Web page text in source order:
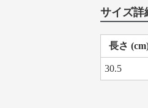
サイズ詳
長さ
30.5